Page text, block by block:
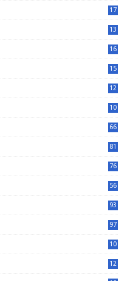
17
13
16
15
12
10
66
81
76
56
93
97
10
12